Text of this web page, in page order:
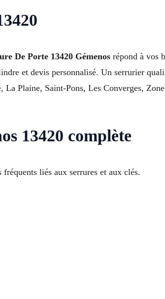
De Porte 13420 Gémenos répond à vos
et devis personnalisé. Un serrurier
Plaine, Saint-Pons, Les Converges, Zone
13420 complète
liés aux serrures et aux clés.